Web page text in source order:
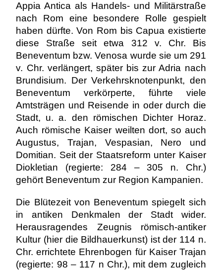
Appia Antica als Handels- und Militärstraße
nach Rom eine besondere Rolle gespielt
haben dürfte. Von Rom bis Capua existierte
diese Straße seit etwa 312 v. Chr. Bis
Beneventum bzw. Venosa wurde sie um 291
v. Chr. verlängert, später bis zur Adria nach
Brundisium. Der Verkehrsknotenpunkt, den
Beneventum verkörperte, führte viele
Amtsträgen und Reisende in oder durch die
Stadt, u. a. den römischen Dichter Horaz.
Auch römische Kaiser weilten dort, so auch
Augustus, Trajan, Vespasian, Nero und
Domitian. Seit der Staatsreform unter Kaiser
Diokletian (regierte: 284 – 305 n. Chr.)
gehört Beneventum zur Region Kampanien.
Die Blütezeit von Beneventum spiegelt sich
in antiken Denkmalen der Stadt wider.
Herausragendes Zeugnis römisch-antiker
Kultur (hier die Bildhauerkunst) ist der 114 n.
Chr. errichtete Ehrenbogen für Kaiser Trajan
(regierte: 98 – 117 n Chr.), mit dem zugleich